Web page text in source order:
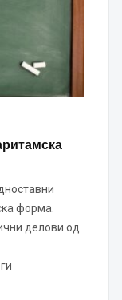
форма.
делови од